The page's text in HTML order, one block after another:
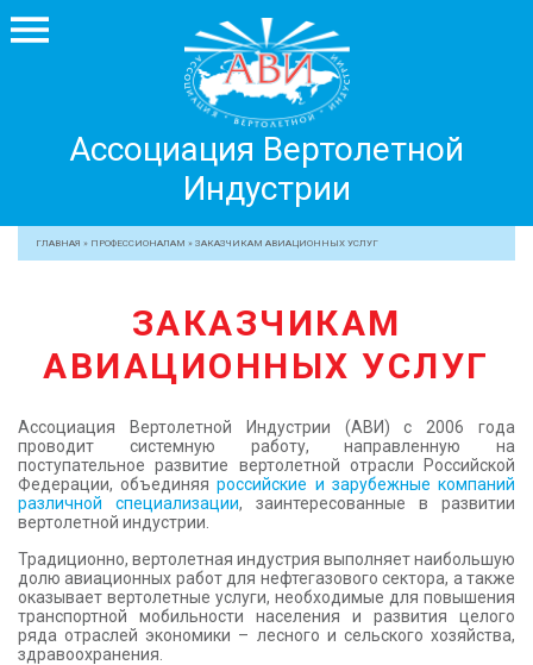
Ассоциация Вертолетной
Индустрии
Вертолетной
Индустрии
+7 499 755 99 29
ЧЛЕНЫ АВИ
МЕРОПРИЯТИЯ
ЖУРНАЛ
ПРЕССА
МЕДИА
КОНТАКТЫ
ГЛАВНАЯ » ПРОФЕССИОНАЛАМ » ЗАКАЗЧИКАМ АВИАЦИОННЫХ УСЛУГ
ЗАКАЗЧИКАМ
АВИАЦИОННЫХ УСЛУГ
Ассоциация Вертолетной Индустрии (АВИ) с 2006 года
проводит системную работу, направленную на
поступательное развитие вертолетной отрасли Российской
Федерации, объединяяроссийские и зарубежные компаний
различной специализации, заинтересованные в развитии
вертолетной индустрии.
Традиционно, вертолетная индустрия выполняет наибольшую
долю авиационных работ для нефтегазового сектора, а также
оказывает вертолетные услуги, необходимые для повышения
транспортной мобильности населения и развития целого
ряда отраслей экономики – лесного и сельского хозяйства,
здравоохранения.